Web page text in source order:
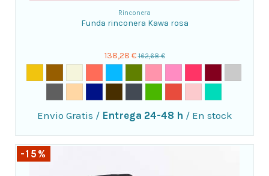
Rinconera
Funda rinconera Kawa rosa
138,28 € 162,68 €
Envio Gratis / Entrega 24-48 h / En stock
-15%